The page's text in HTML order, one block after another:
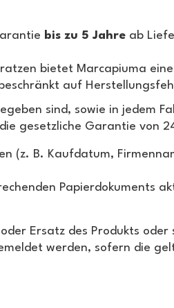
bis zu 5 Jahre ab
bietet Marcapiuma
auf
sind, sowie in jedem
gesetzliche Garantie von
(z. B. Kaufdatum,
Papierdokuments
Ersatz des Produkts oder
werden, sofern die